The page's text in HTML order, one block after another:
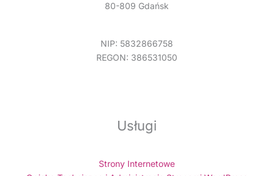
80-809 Gdańsk
NIP: 5832866758
REGON: 386531050
Usługi
Strony Internetowe